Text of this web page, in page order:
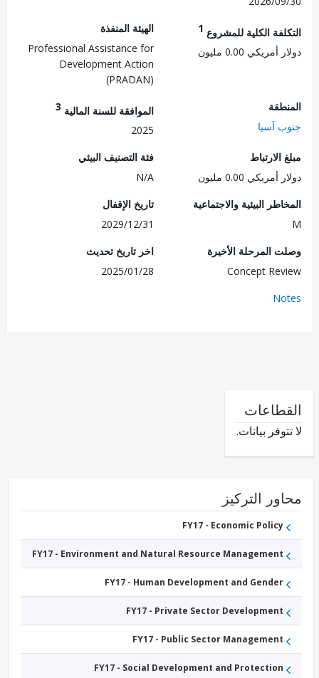
الكلية للمشروع1
0.00 مليون
الهيئة المنفذة
Professional Assistance for
Development Action
(PRADAN)
آسيا
الموافقة للسنة المالية3
0.00 مليون
فئة التصنيف البيئي
البيئية والاجتماعية
تاريخ الإقفال
2029/12/31
المرحلة الأخيرة
Concept
اخر تاريخ تحديث
2025/01/28
بيانات.
التركيز
FY17 - Economic Policy
FY17 - Environment and Natural Resource Management
FY17 - Human Development and Gender
FY17 - Private Sector Development
FY17 - Public Sector Management
FY17 - Social Development and Protection